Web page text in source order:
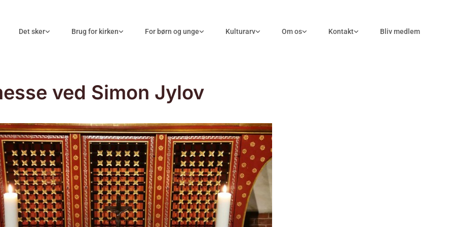
Det sker Brug for kirken For børn og unge Kulturarv Om os Kontakt Bliv medlem
ved Simon Jylov